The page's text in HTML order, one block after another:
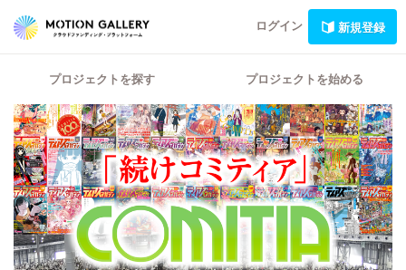
ログイン 新規登録
プロジェクトを探す プロジェクトを始める